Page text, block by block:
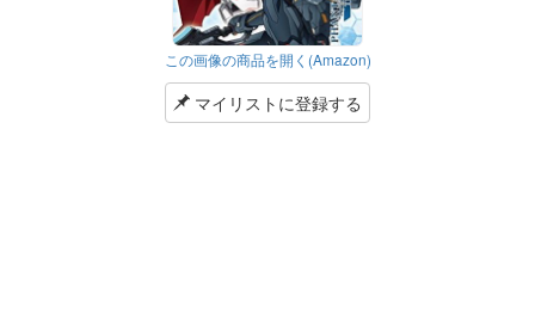
この画像の商品を開く(Amazon)
マイリストに登録する